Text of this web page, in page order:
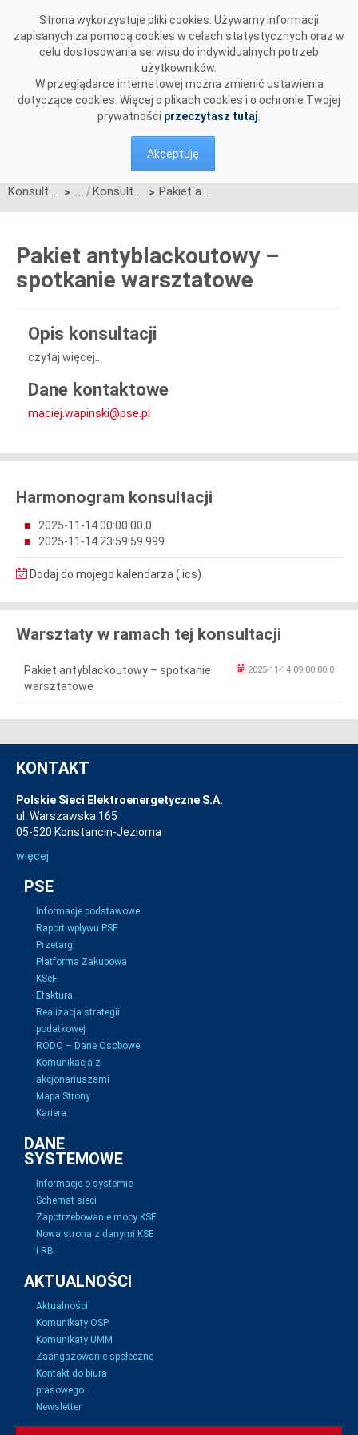
Strona wykorzystuje pliki cookies. Używamy informacji
zapisanych za pomocą cookies w celach statystycznych oraz w
celu dostosowania serwisu do indywidualnych potrzeb
użytkowników.
W przeglądarce internetowej można zmienić ustawienia
dotyczące cookies. Więcej o plikach cookies i o ochronie Twojej
prywatności przeczytasz tutaj
Akceptuję
Konsultacje > Konsultacje zakończone > Pakiet antyblackoutowy – spotkanie warsztatowe
Pakiet antyblackoutowy –
spotkanie warsztatowe
Opis konsultacji
czytaj więcej...
Dane kontaktowe
maciej.wapinski@pse.pl
Harmonogram konsultacji
2025-11-14 00:00:00.0
2025-11-14 23:59:59.999
Dodaj do mojego kalendarza (.ics)
Warsztaty w ramach tej konsultacji
2025-11-14 09:00:00.0
Pakiet antyblackoutowy – spotkanie
warsztatowe
KONTAKT
Polskie Sieci Elektroenergetyczne S.A.
ul. Warszawska 165
05-520 Konstancin-Jeziorna
więcej
PSE
Informacje podstawowe
Raport wpływu PSE
Przetargi
Platforma Zakupowa
KSeF
Efaktura
Realizacja strategii
podatkowej
RODO – Dane Osobowe
Komunikacja z
akcjonariuszami
Mapa Strony
Kariera
DANE
SYSTEMOWE
Informacje o systemie
Schemat sieci
Zapotrzebowanie mocy KSE
Nowa strona z danymi KSE
i RB
AKTUALNOŚCI
Aktualności
Komunikaty OSP
Komunikaty UMM
Zaangażowanie społeczne
Kontakt do biura
prasowego
Newsletter